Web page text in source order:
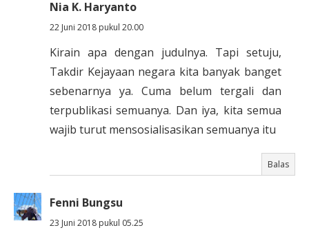
Nia K. Haryanto
22 Juni 2018 pukul 20.00
Kirain apa dengan judulnya. Tapi setuju,
Takdir Kejayaan negara kita banyak banget
sebenarnya ya. Cuma belum tergali dan
terpublikasi semuanya. Dan iya, kita semua
wajib turut mensosialisasikan semuanya itu
Balas
Fenni Bungsu
23 Juni 2018 pukul 05.25